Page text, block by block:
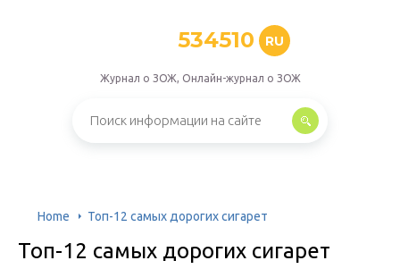
534510 RU
Журнал о ЗОЖ, Онлайн-журнал о ЗОЖ
Home Топ-12 самых дорогих сигарет
Топ-12 самых дорогих сигарет